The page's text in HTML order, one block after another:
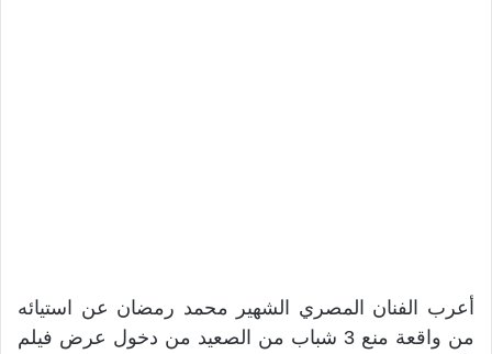
أعرب الفنان المصري الشهير محمد رمضان عن استيائه
من واقعة منع 3 شباب من الصعيد من دخول عرض فيلم